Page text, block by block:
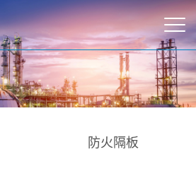
防火隔板